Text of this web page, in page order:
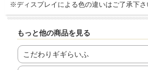
※ディスプレイによる色の違いはご了承下さ
もっと他の商品を見る
こだわりギギらいふ